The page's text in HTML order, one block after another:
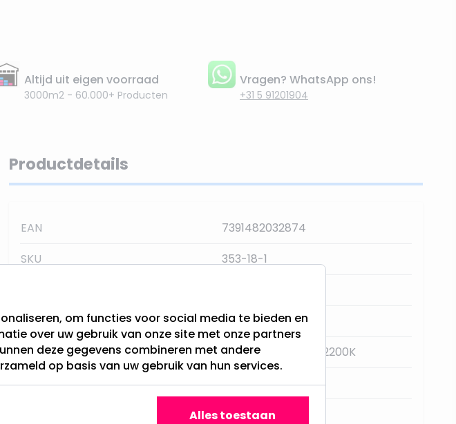
Altijd uit eigen voorraad
3000m2 - 60.000+ Producten
Vragen? WhatsApp ons!
+31 5 91201904
Productdetails
EAN
7391482032874
SKU
353-18-1
Fitting
E27
Lichtkleur
Super Warm Wit - 2200K
Dimbaar
Nee
Star Trading
om functies voor social media te bieden en
over uw gebruik van onze site met onze partners
deze gegevens combineren met andere
op basis van uw gebruik van hun services.
Alles toestaan